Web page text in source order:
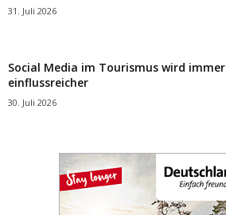
31. Juli 2026
Social Media im Tourismus wird immer
einflussreicher
30. Juli 2026